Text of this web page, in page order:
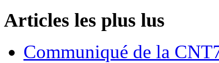
Articles les plus lus
Communiqué de la